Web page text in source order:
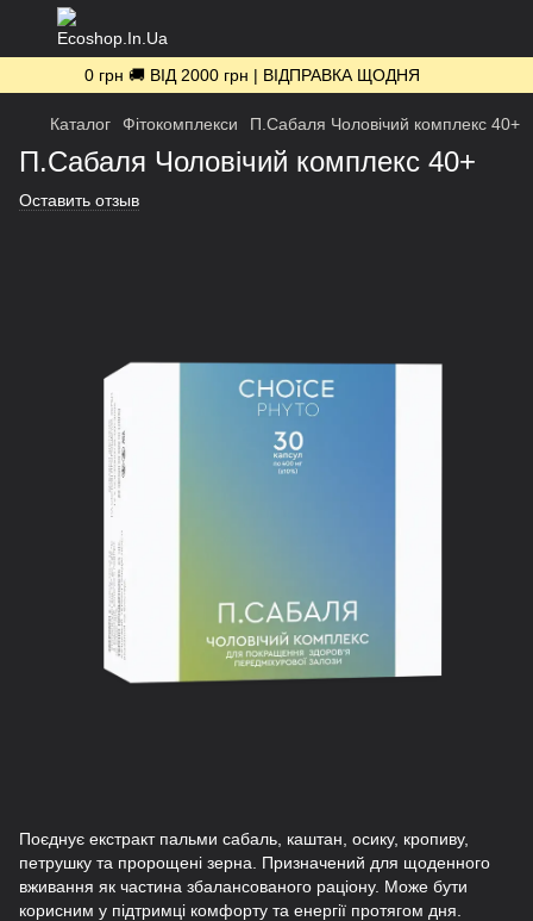
0 грн 🚚 ВІД 2000 грн | ВІДПРАВКА ЩОДНЯ
Каталог Фітокомплекси П.Сабаля Чоловічий комплекс 40+
П.Сабаля Чоловічий комплекс 40+
Оставить отзыв
Поєднує екстракт пальми сабаль, каштан, осику, кропиву,
петрушку та пророщені зерна. Призначений для щоденного
вживання як частина збалансованого раціону. Може бути
корисним у підтримці комфорту та енергії протягом дня.